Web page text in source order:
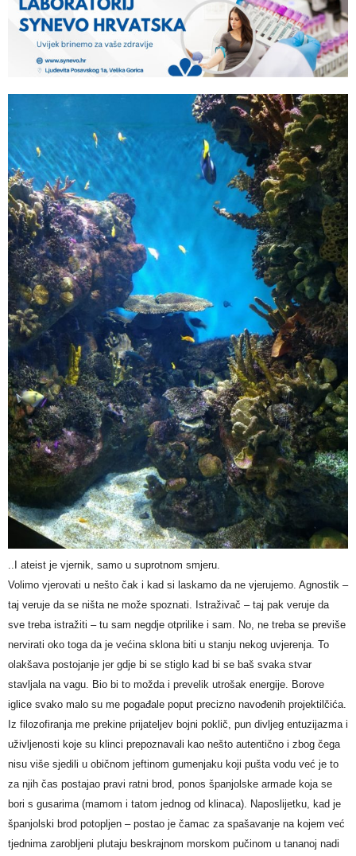
..I ateist je vjernik, samo u suprotnom smjeru.
Volimo vjerovati u nešto čak i kad si laskamo da ne vjerujemo. Agnostik –
taj veruje da se ništa ne može spoznati. Istraživač – taj pak veruje da
sve treba istražiti – tu sam negdje otprilike i sam. No, ne treba se previše
nervirati oko toga da je većina sklona biti u stanju nekog uvjerenja. To
olakšava postojanje jer gdje bi se stiglo kad bi se baš svaka stvar
stavljala na vagu. Bio bi to možda i prevelik utrošak energije. Borove
iglice svako malo su me pogađale poput precizno navođenih projektilčića.
Iz filozofiranja me prekine prijateljev bojni poklič, pun divljeg entuzijazma i
uživljenosti koje su klinci prepoznavali kao nešto autentično i zbog čega
nisu više sjedili u običnom jeftinom gumenjaku koji pušta vodu već je to
za njih čas postajao pravi ratni brod, ponos španjolske armade koja se
bori s gusarima (mamom i tatom jednog od klinaca). Naposlijetku, kad je
španjolski brod potopljen – postao je čamac za spašavanje na kojem već
tjednima zarobljeni plutaju beskrajnom morskom pučinom u tananoj nadi